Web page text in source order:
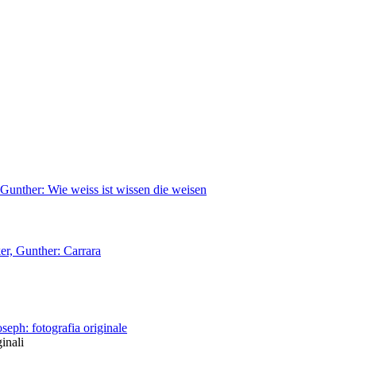
Wie weiss ist wissen die weisen
Gunther: Carrara
fotografia originale